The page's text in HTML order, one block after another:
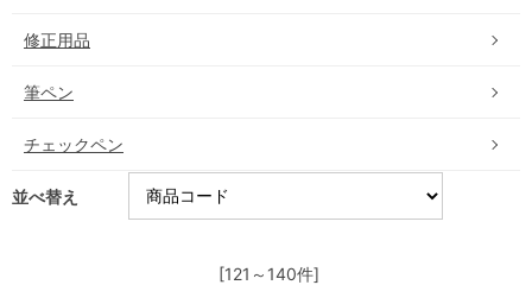
修正用品
筆ペン
チェックペン
並べ替え
[121～140件]